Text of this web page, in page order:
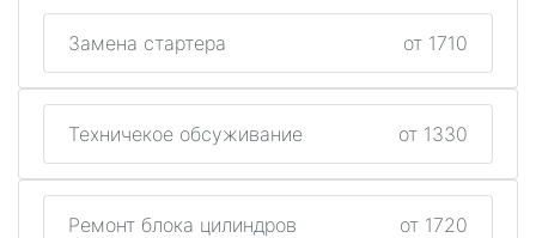
Замена стартера от 1710
Техничекое обсуживание от 1330
Ремонт блока цилиндров от 1720